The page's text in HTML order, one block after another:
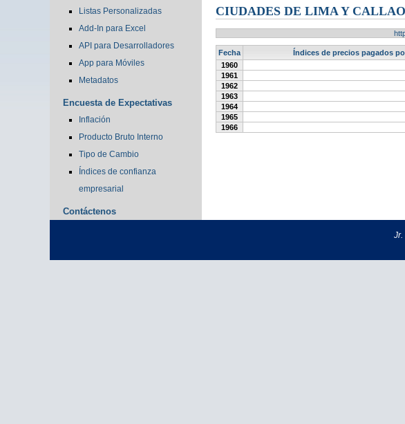
Listas Personalizadas
Add-In para Excel
API para Desarrolladores
App para Móviles
Metadatos
Encuesta de Expectativas
Inflación
Producto Bruto Interno
Tipo de Cambio
Índices de confianza
empresarial
Contáctenos
CIUDADES DE LIMA Y
Fecha
Índices de precios pagados
1960
1961
1962
1963
1964
1965
1966
Jr.